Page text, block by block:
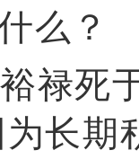
么？
禄死
长期